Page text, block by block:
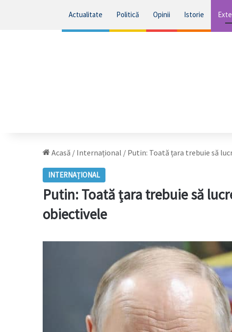
Actualitate Politică Opinii Istorie
Acasă / Internațional / Putin: Toată țara trebuie să
INTERNAȚIONAL
Putin: Toată țara trebuie să
obiectivele